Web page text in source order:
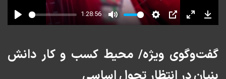
گفت‌وگوی ویژه/ محیط کسب و کار دانش